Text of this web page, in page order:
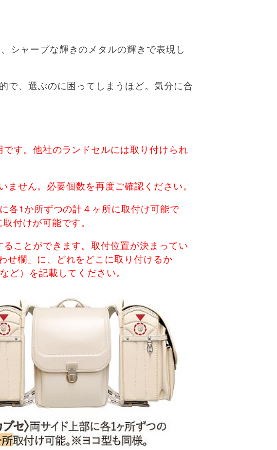
シャープな輝きのメタルの輝きで表現し
、選ぶのに困ってしまうほど。気分に合
です。他社のランドセルには取り付けられ
せん。必要個数を再度ご確認ください。
各1か所ずつの計４ヶ所に取付け可能で
付けが可能です。
ことができます。取付位置が決まってい
せ欄」に、どれをどこに取り付けるか
）を記載してください。